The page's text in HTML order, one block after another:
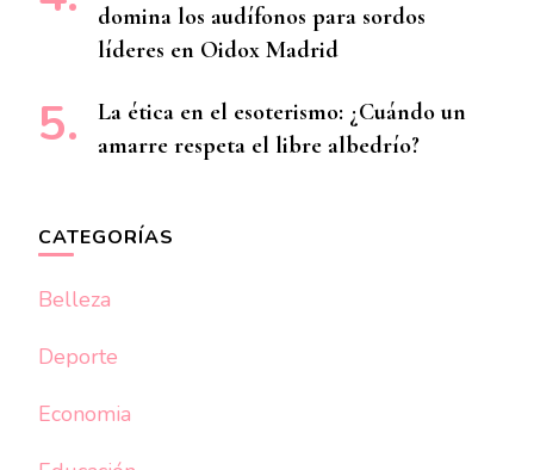
domina los audífonos para sordos
líderes en Oidox Madrid
La ética en el esoterismo: ¿Cuándo un
amarre respeta el libre albedrío?
CATEGORÍAS
Belleza
Deporte
Economia